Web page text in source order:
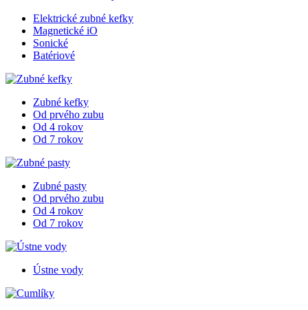
Elektrické zubné kefky
Magnetické iO
Sonické
Batériové
Zubné kefky
Od prvého zubu
Od 4 rokov
Od 7 rokov
Zubné pasty
Od prvého zubu
Od 4 rokov
Od 7 rokov
Ústne vody